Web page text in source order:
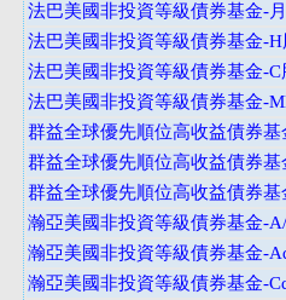
法巴美國非投資等級債券基金-
法巴美國非投資等級債券基金-
法巴美國非投資等級債券基金-C
法巴美國非投資等級債券基金-
群益全球優先順位高收益債券
群益全球優先順位高收益債券
群益全球優先順位高收益債券
瀚亞美國非投資等級債券基金-
瀚亞美國非投資等級債券基金-
瀚亞美國非投資等級債券基金-